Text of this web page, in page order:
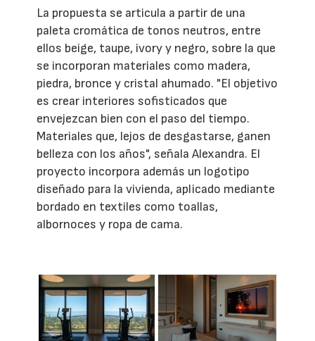
La propuesta se articula a partir de una
paleta cromática de tonos neutros, entre
ellos beige, taupe, ivory y negro, sobre la que
se incorporan materiales como madera,
piedra, bronce y cristal ahumado. "El objetivo
es crear interiores sofisticados que
envejezcan bien con el paso del tiempo.
Materiales que, lejos de desgastarse, ganen
belleza con los años", señala Alexandra. El
proyecto incorpora además un logotipo
diseñado para la vivienda, aplicado mediante
bordado en textiles como toallas,
albornoces y ropa de cama.